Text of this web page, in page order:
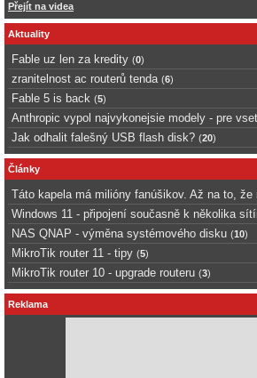
Přejít na videa
Aktuality
Fable uz len za kredity (0)
zranitelnost ac routerů tenda (6)
Fable 5 is back (5)
Anthropic vypol najvykonejsie modely - pre
Jak odhalit falešný USB flash disk? (20)
Články
Táto kapela má milióny fanúšikov. Až na to, že
Windows 11 - připojení současně k několika
NAS QNAP - výměna systémového disku (10)
MikroTik router 11 - tipy (5)
MikroTik router 10 - upgrade routeru (3)
Reklama